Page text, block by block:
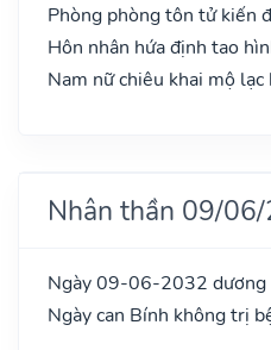
Phòng phòng tôn tử kiến
Hôn nhân hứa định tao
Nam nữ chiêu khai mộ lạc
Nhân thần 09/
Ngày 09-06-2032 dương
Ngày can Bính không trị